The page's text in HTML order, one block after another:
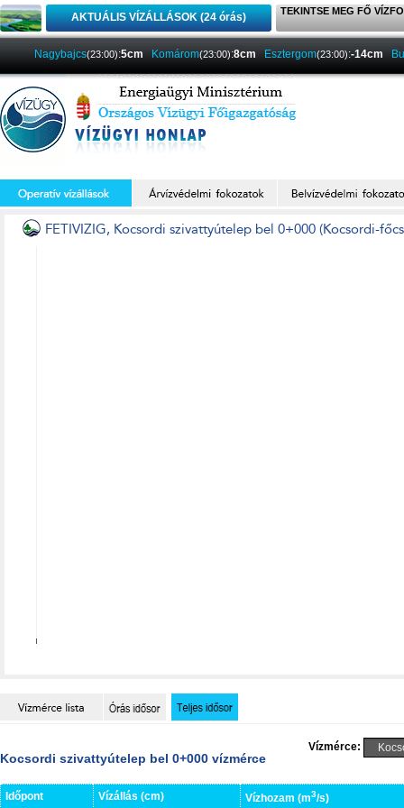
AKTUÁLIS VÍZÁLLÁSOK (24 órás) TEKINTSE MEG FŐ
Nagybajcs(23:00):5cm Komárom(23:00):8cm Esztergom(23:00):-14cm
Vízmérce:
Kocsordi szivattyútelep bel 0+000 vízmérce
Időpont Vízállás (cm) Vízhozam (m3/s)